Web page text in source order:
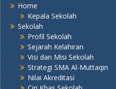
Home
Kepala Sekolah
Sekolah
Profil Sekolah
Sejarah Kelahiran
Visi dan Misi Sekolah
Strategi SMA Al-Muttaqin
Nilai Akreditasi